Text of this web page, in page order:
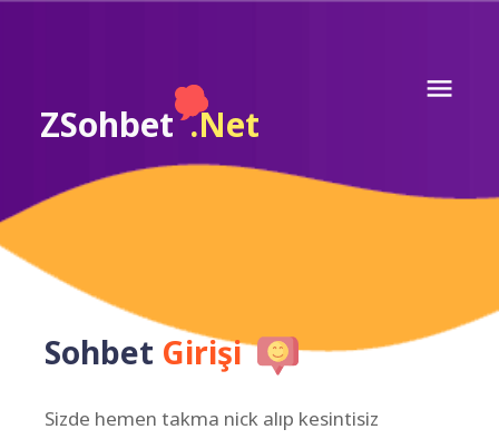
ZSohbet .Net
Sohbet Girişi
Sizde hemen takma nick alıp kesintisiz